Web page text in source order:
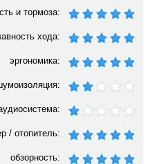
и тормоза:
хода:
эргономика:
/ отопитель:
обзорность: